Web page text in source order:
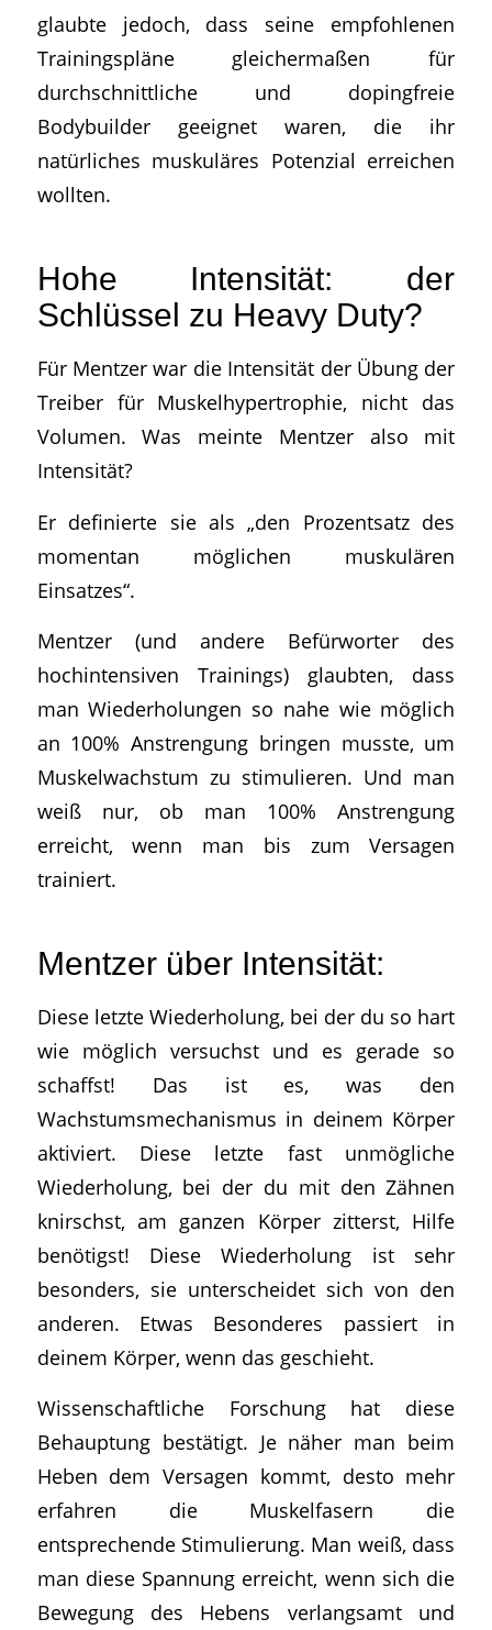
glaubte jedoch, dass seine empfohlenen
Trainingspläne gleichermaßen für
durchschnittliche und dopingfreie
Bodybuilder geeignet waren, die ihr
natürliches muskuläres Potenzial erreichen
wollten.
Hohe Intensität: der
Schlüssel zu Heavy Duty?
Für Mentzer war die Intensität der Übung der
Treiber für Muskelhypertrophie, nicht das
Volumen. Was meinte Mentzer also mit
Intensität?
Er definierte sie als „den Prozentsatz des
momentan möglichen muskulären
Einsatzes“.
Mentzer (und andere Befürworter des
hochintensiven Trainings) glaubten, dass
man Wiederholungen so nahe wie möglich
an 100% Anstrengung bringen musste, um
Muskelwachstum zu stimulieren. Und man
weiß nur, ob man 100% Anstrengung
erreicht, wenn man bis zum Versagen
trainiert.
Mentzer über Intensität:
Diese letzte Wiederholung, bei der du so hart
wie möglich versuchst und es gerade so
schaffst! Das ist es, was den
Wachstumsmechanismus in deinem Körper
aktiviert. Diese letzte fast unmögliche
Wiederholung, bei der du mit den Zähnen
knirschst, am ganzen Körper zitterst, Hilfe
benötigst! Diese Wiederholung ist sehr
besonders, sie unterscheidet sich von den
anderen. Etwas Besonderes passiert in
deinem Körper, wenn das geschieht.
Wissenschaftliche Forschung hat diese
Behauptung bestätigt. Je näher man beim
Heben dem Versagen kommt, desto mehr
erfahren die Muskelfasern die
entsprechende Stimulierung. Man weiß, dass
man diese Spannung erreicht, wenn sich die
Bewegung des Hebens verlangsamt und